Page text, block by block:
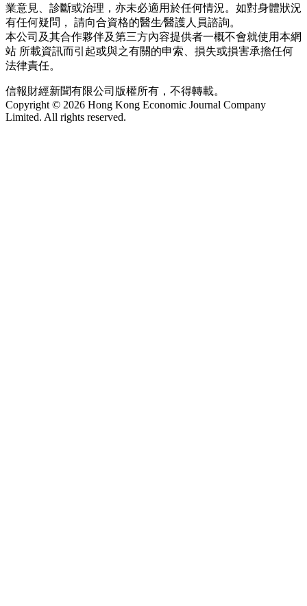
業意見、診斷或治理，亦未必適用於任何情況。如對身體狀況
有任何疑問， 請向合資格的醫生∕醫護人員諮詢。
本公司及其合作夥伴及第三方內容提供者一概不會就使用本網
站 所載資訊而引起或與之有關的申索、損失或損害承擔任何
法律責任。
信報財經新聞有限公司版權所有，不得轉載。
Copyright © 2026 Hong Kong Economic Journal Company
Limited. All rights reserved.